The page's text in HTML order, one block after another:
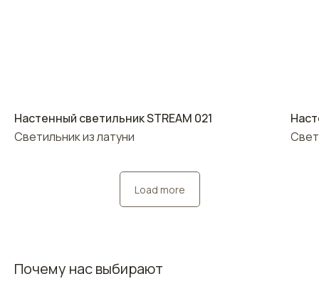
Настенный светильник STREAM 021
Светильник из латуни
Load more
Почему нас выбирают